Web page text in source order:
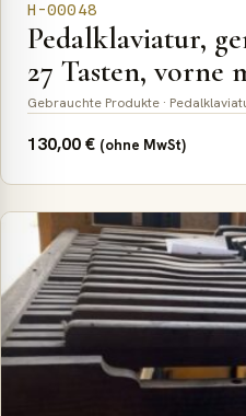
H-00048
Pedalklaviatur,
27 Tasten, vorne
Gebrauchte Produkte ·
130,00€ (ohne MwSt)